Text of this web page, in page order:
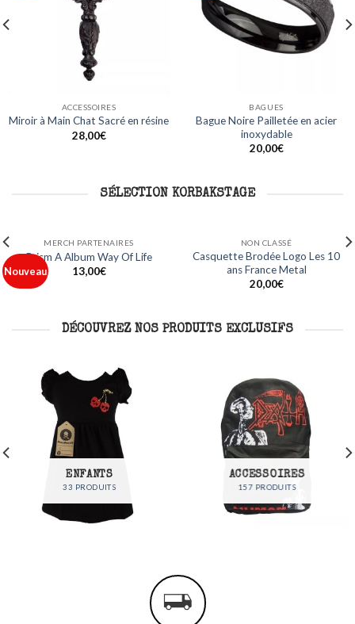
ACCESSOIRES
Miroir à Main Chat Sacré en résine
28,00€
BAGUES
Bague Noire Pailletée en acier
inoxydable
20,00€
SÉLECTION KORBAKSTAGE
à ma
liste
10
NON CLASSÉ
Mug Logo Les 10 ans France
NON CLASSÉ
Sweat Capuche Logo Les
France Metal
DÉCOUVREZ NOS PRODUITS EXCLUSIFS
ENFANTS
33 PRODUITS
ACCESSOIRES
157 PRODUITS